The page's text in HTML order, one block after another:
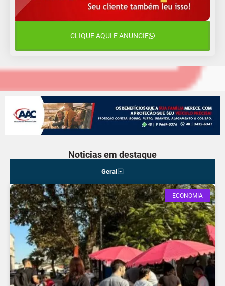
Terça-Feira
CLIQUE AQUI E ANUNCIE
Noticias em destaque
Geral
ECONOMIA